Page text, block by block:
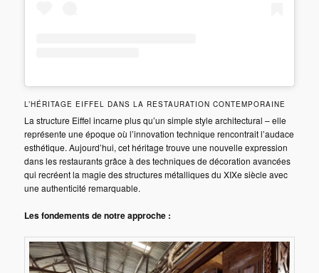
L’HÉRITAGE EIFFEL DANS LA RESTAURATION CONTEMPORAINE
La structure Eiffel incarne plus qu’un simple style architectural – elle
représente une époque où l’innovation technique rencontrait l’audace
esthétique. Aujourd’hui, cet héritage trouve une nouvelle expression
dans les restaurants grâce à des techniques de décoration avancées
qui recréent la magie des structures métalliques du XIXe siècle avec
une authenticité remarquable.
Les fondements de notre approche :